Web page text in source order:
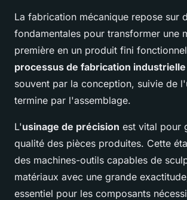
La fabrication mécanique repose sur
fondamentales pour transformer une
première en un produit fini
processus de fabrication industrielle
souvent par la conception, suivie de
termine par l'assemblage.
L'usinage de précision est vital pour
qualité des pièces produites. Cette
des machines-outils capables de
matériaux avec une grande
essentiel pour les composants